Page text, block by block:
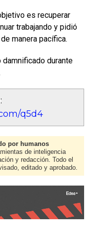
es recuperar
trabajando y pidió
manera pacífica.
durante
q5d4
por humanos
de inteligencia
y redacción. Todo el
editado y aprobado.